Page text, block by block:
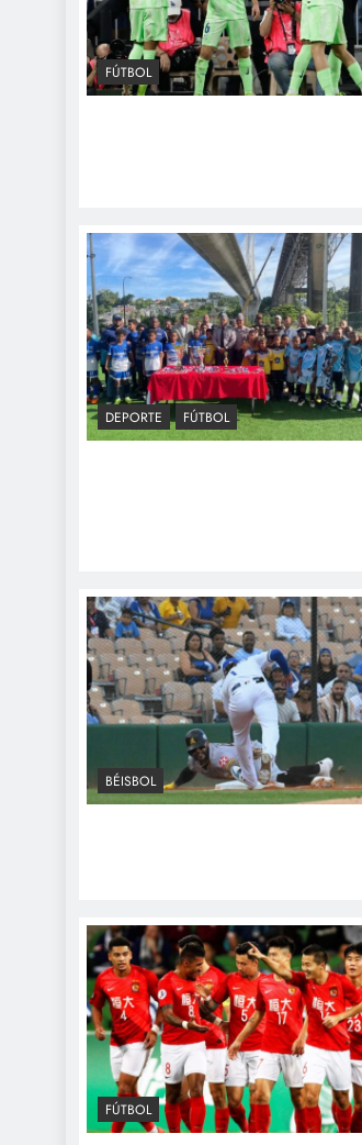
FÚTBOL
DEPORTE FÚTBOL
BÉISBOL
FÚTBOL